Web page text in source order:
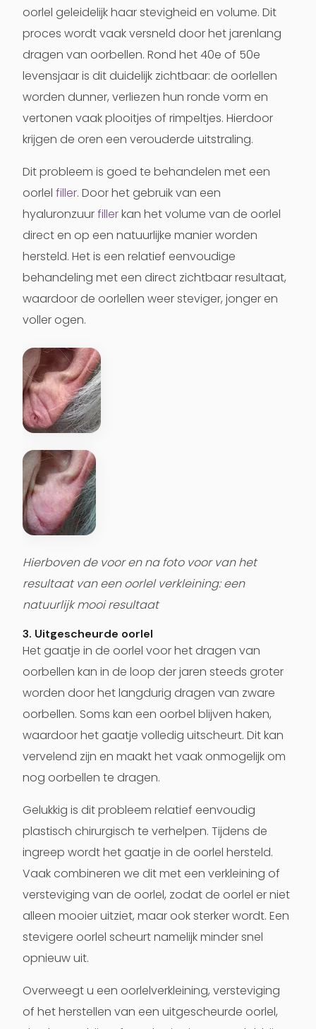
oorlel geleidelijk haar stevigheid en volume. Dit
proces wordt vaak versneld door het jarenlang
dragen van oorbellen. Rond het 40e of 50e
levensjaar is dit duidelijk zichtbaar: de oorlellen
worden dunner, verliezen hun ronde vorm en
vertonen vaak plooitjes of rimpeltjes. Hierdoor
krijgen de oren een verouderde uitstraling.
Dit probleem is goed te behandelen met een
oorlel filler. Door het gebruik van een
hyaluronzuurfillerkan het volume van de oorlel
direct en op een natuurlijke manier worden
hersteld. Het is een relatief eenvoudige
behandeling met een direct zichtbaar resultaat,
waardoor de oorlellen weer steviger, jonger en
voller ogen.
Hierboven de voor en na foto voor van het
resultaat van een oorlel verkleining: een
natuurlijk mooi resultaat
3. Uitgescheurde oorlel
Het gaatje in de oorlel voor het dragen van
oorbellen kan in de loop der jaren steeds groter
worden door het langdurig dragen van zware
oorbellen. Soms kan een oorbel blijven haken,
waardoor het gaatje volledig uitscheurt. Dit kan
vervelend zijn en maakt het vaak onmogelijk om
nog oorbellen te dragen.
Gelukkig is dit probleem relatief eenvoudig
plastisch chirurgisch te verhelpen. Tijdens de
ingreep wordt het gaatje in de oorlel hersteld.
Vaak combineren we dit met een verkleining of
versteviging van de oorlel, zodat de oorlel er niet
alleen mooier uitziet, maar ook sterker wordt. Een
stevigere oorlel scheurt namelijk minder snel
opnieuw uit.
Overweegt u een oorlelverkleining, versteviging
of het herstellen van een uitgescheurde oorlel,